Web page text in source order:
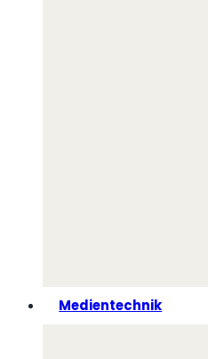
Medientechnik